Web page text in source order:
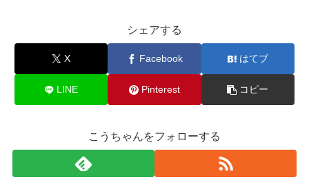
シェアする
X Facebook はてブ
LINE Pinterest コピー
こうちゃんをフォローする